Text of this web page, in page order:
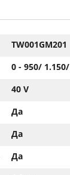
TW001GM201
0 - 950/
40 V
Да
Да
Да